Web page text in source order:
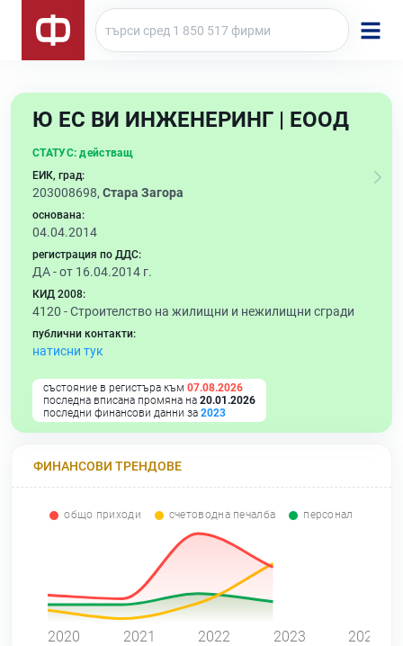
Ю ЕС ВИ ИНЖЕНЕРИНГ | ЕООД
СТАТУС: действащ
ЕИК, град:
203008698, Стара Загора
основана:
04.04.2014
регистрация по ДДС:
ДА - от 16.04.2014 г.
КИД 2008:
4120 -Строителство на жилищни и нежилищни сгради
публични контакти:
натисни тук
състояние в регистъра към 07.08.2026
последна вписана промяна на 20.01.2026
последни финансови данни за 2023
ФИНАНСОВИ ТРЕНДОВЕ
общо приходи счетоводна печалба персонал
2020 2021 2022 2023 2024